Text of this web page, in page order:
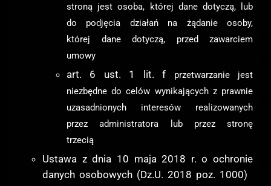
stroną jest osoba, której dane dotyczą, lub
do podjęcia działań na żądanie osoby,
której dane dotyczą, przed zawarciem
umowy
art. 6 ust. 1 lit. f
przetwarzanie jest
niezbędne do celów wynikających z prawnie
uzasadnionych interesów realizowanych
przez administratora lub przez stronę
trzecią
Ustawa z dnia 10 maja 2018 r. o ochronie
danych osobowych (Dz.U. 2018 poz. 1000)